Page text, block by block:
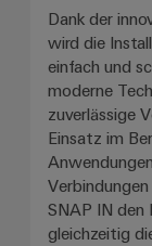
Dank der
wird die
einfach und
moderne
zuverlässige
Einsatz im
SNAP IN den
gleichzeitig